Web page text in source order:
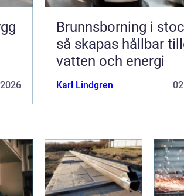
Brunnsborning i
så skapas hållbar
vatten och energi
Karl Lindgren